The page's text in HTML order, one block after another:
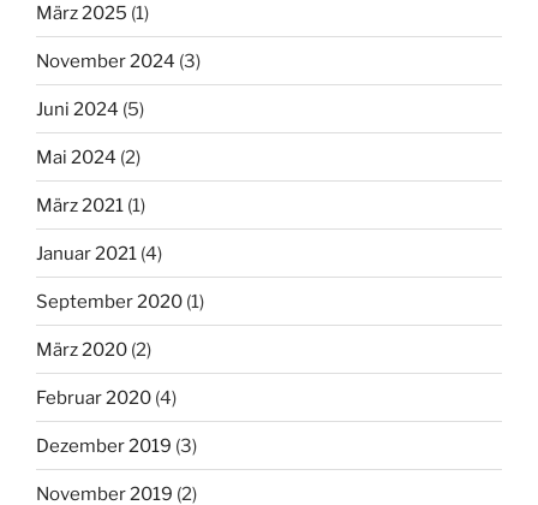
März 2025 (1)
November 2024 (3)
Juni 2024 (5)
Mai 2024 (2)
März 2021 (1)
Januar 2021 (4)
September 2020 (1)
März 2020 (2)
Februar 2020 (4)
Dezember 2019 (3)
November 2019 (2)